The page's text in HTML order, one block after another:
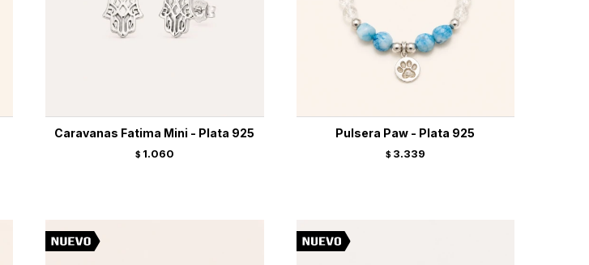
Caravanas Fatima Mini - Plata 925
$ 1.060
Pulsera Paw - Plata 925
$ 3.339